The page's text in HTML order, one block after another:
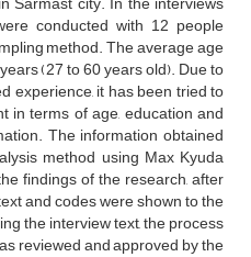
conducted with 12 people
method. The average age
(27 to 60 years old). Due to
experience, it has been tried to
in terms of age, education and
The information obtained
method using Max Kyuda
findings of the research, after
and codes were shown to the
the interview text, the process
reviewed and approved by the